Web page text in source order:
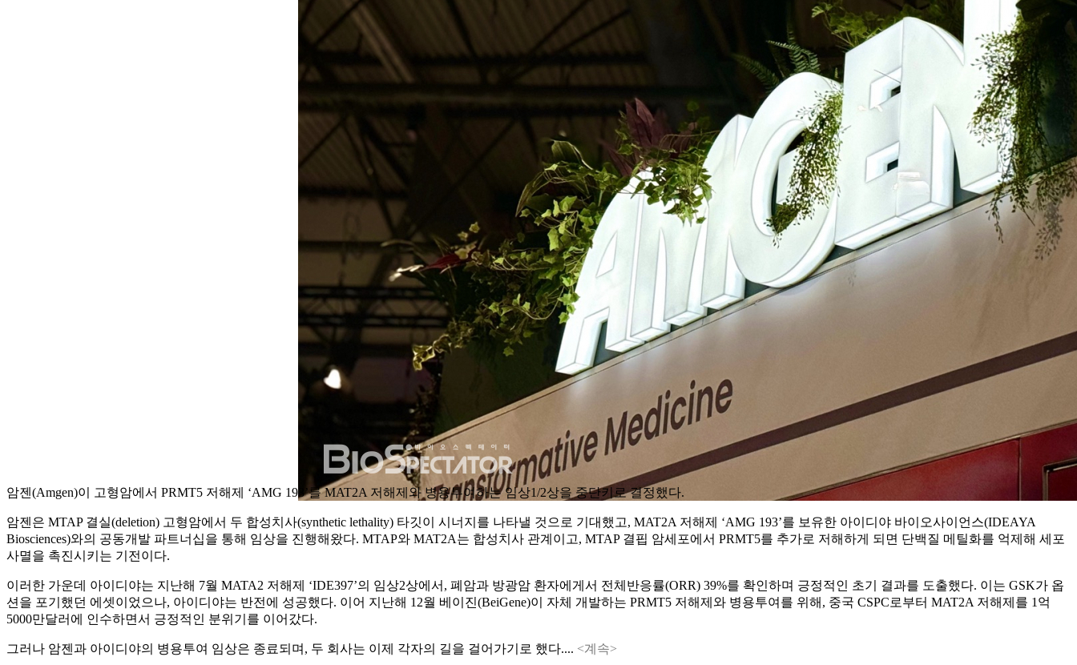
암젠(Amgen)이 고형암에서 PRMT5 저해제 ‘AMG 193’를 MAT2A 저해제와 병용투여하는 임상1/2상을 중단키로 결정했다.
암젠은 MTAP 결실(deletion) 고형암에서 두 합성치사(synthetic lethality) 타깃이 시너지를 나타낼 것으로 기대했고, MAT2A 저해제 ‘AMG 193’를 보유한 아이디야 바이오사이언스(IDEAYA
Biosciences)와의 공동개발 파트너십을 통해 임상을 진행해왔다. MTAP와 MAT2A는 합성치사 관계이고, MTAP 결핍 암세포에서 PRMT5를 추가로 저해하게 되면 단백질 메틸화를 억제해 세포
사멸을 촉진시키는 기전이다.
이러한 가운데 아이디야는 지난해 7월 MATA2 저해제 ‘IDE397’의 임상2상에서, 폐암과 방광암 환자에게서 전체반응률(ORR) 39%를 확인하며 긍정적인 초기 결과를 도출했다. 이는 GSK가 옵
션을 포기했던 에셋이었으나, 아이디야는 반전에 성공했다. 이어 지난해 12월 베이진(BeiGene)이 자체 개발하는 PRMT5 저해제와 병용투여를 위해, 중국 CSPC로부터 MAT2A 저해제를 1억
5000만달러에 인수하면서 긍정적인 분위기를 이어갔다.
그러나 암젠과 아이디야의 병용투여 임상은 종료되며, 두 회사는 이제 각자의 길을 걸어가기로 했다.... <계속>